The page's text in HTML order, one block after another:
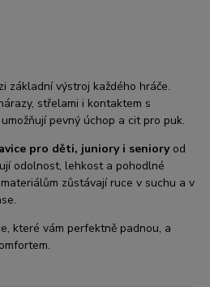
základní výstroj každého hráče.
střelami i kontaktem s
pevný úchop a cit pro puk.
pro děti, juniory i senioryod
odolnost, lehkost a pohodlné
zůstávají ruce v suchu a v
které vám perfektně padnou, a